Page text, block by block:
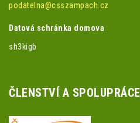
podatelna@csszampach.cz
Datová schránka domova
sh3kigb
ČLENSTVÍ A SPOLUPRÁCE